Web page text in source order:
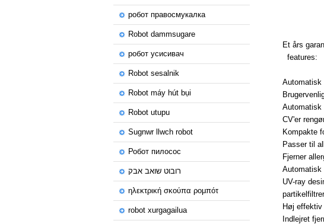
робот правосмукалка
Robot dammsugare
робот усисивач
Robot sesalnik
Robot máy hút bụi
Robot utupu
Sugnwr llwch robot
Робот пилосос
רובוט שואב אבק
ηλεκτρική σκούπα ρομπότ
robot xurgagailua
Et års
features:
Automatisk
Automatisk
CV'er
Kompakte
Passer til
Fjerner
Automatisk
UV-ray
Høj effektiv
Indlejret